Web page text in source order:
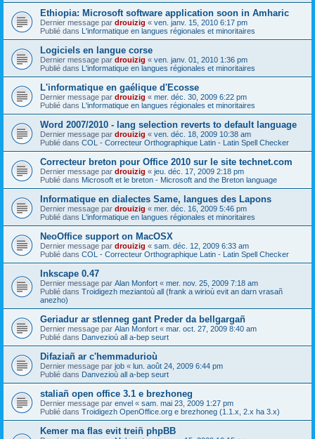
Ethiopia: Microsoft software application soon in Amharic
Dernier message par drouizig « ven. janv. 15, 2010 6:17 pm
Publié dans L'informatique en langues régionales et minoritaires
Logiciels en langue corse
Dernier message par drouizig « ven. janv. 01, 2010 1:36 pm
Publié dans L'informatique en langues régionales et minoritaires
L'informatique en gaélique d'Ecosse
Dernier message par drouizig « mer. déc. 30, 2009 6:22 pm
Publié dans L'informatique en langues régionales et minoritaires
Word 2007/2010 - lang selection reverts to default language
Dernier message par drouizig « ven. déc. 18, 2009 10:38 am
Publié dans COL - Correcteur Orthographique Latin - Latin Spell Checker
Correcteur breton pour Office 2010 sur le site technet.com
Dernier message par drouizig « jeu. déc. 17, 2009 2:18 pm
Publié dans Microsoft et le breton - Microsoft and the Breton language
Informatique en dialectes Same, langues des Lapons
Dernier message par drouizig « mer. déc. 16, 2009 5:46 pm
Publié dans L'informatique en langues régionales et minoritaires
NeoOffice support on MacOSX
Dernier message par drouizig « sam. déc. 12, 2009 6:33 am
Publié dans COL - Correcteur Orthographique Latin - Latin Spell Checker
Inkscape 0.47
Dernier message par Alan Monfort « mer. nov. 25, 2009 7:18 am
Publié dans Troidigezh meziantoù all (frank a wirioù evit an darn vrasañ
anezho)
Geriadur ar stlenneg gant Preder da bellgargañ
Dernier message par Alan Monfort « mar. oct. 27, 2009 8:40 am
Publié dans Danvezioù all a-bep seurt
Difaziañ ar c'hemmadurioù
Dernier message par job « lun. août 24, 2009 6:44 pm
Publié dans Danvezioù all a-bep seurt
staliañ open office 3.1 e brezhoneg
Dernier message par envel « sam. mai 23, 2009 1:27 pm
Publié dans Troidigezh OpenOffice.org e brezhoneg (1.1.x, 2.x ha 3.x)
Kemer ma flas evit treiñ phpBB